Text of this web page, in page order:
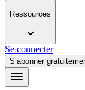
Ressources
Se connecter
S’abonner